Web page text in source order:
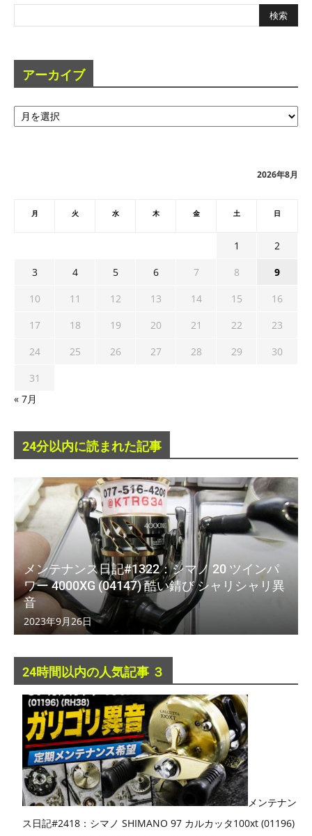
アーカイブ
ア
ー
2026年8月
月 火 水 木 金 土 日
1
2
3
4 5 6 7 8
9
10
11 12 13 14 15
16
17
18 19 20 21 22
23
24
25 26 27 28 29
30
31
« 7月
24分以内に読まれた記事
メンテナンス日記#1322：シマノ 20 ツインパ
ワー 4000XG (04147) 酷い錆び シャリシャリ異
音
2023年9月26日
24時間以内の人気記事 ３
メンテナン
ス日記#2418：シマノ SHIMANO 97 カルカッタ100xt (01196)